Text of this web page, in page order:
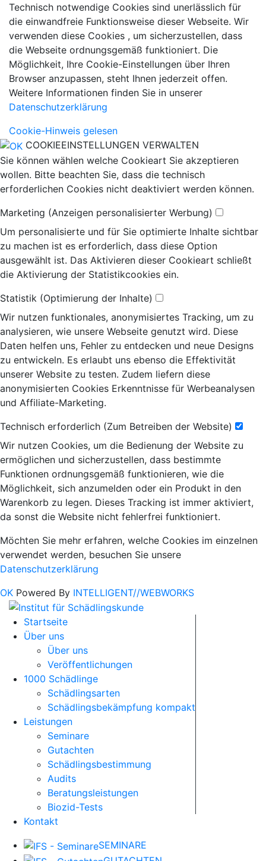
Technisch notwendige Cookies sind unerlässlich für
die einwandfreie Funktionsweise dieser Webseite. Wir
verwenden diese Cookies , um sicherzustellen, dass
die Webseite ordnungsgemäß funktioniert. Die
Möglichkeit, Ihre Cookie-Einstellungen über Ihren
Browser anzupassen, steht Ihnen jederzeit offen.
Weitere Informationen finden Sie in unserer
Datenschutzerklärung
Cookie-Hinweis gelesen
COOKIEEINSTELLUNGEN VERWALTEN
Sie können wählen welche Cookieart Sie akzeptieren
wollen. Bitte beachten Sie, dass die technisch
erforderlichen Cookies nicht deaktiviert werden können.
Marketing (Anzeigen personalisierter Werbung)
Um personalisierte und für Sie optimierte Inhalte sichtbar
zu machen ist es erforderlich, dass diese Option
ausgewählt ist. Das Aktivieren dieser Cookieart schließt
die Aktivierung der Statistikcookies ein.
Statistik (Optimierung der Inhalte)
Wir nutzen funktionales, anonymisiertes Tracking, um zu
analysieren, wie unsere Webseite genutzt wird. Diese
Daten helfen uns, Fehler zu entdecken und neue Designs
zu entwickeln. Es erlaubt uns ebenso die Effektivität
unserer Website zu testen. Zudem liefern diese
anonymisierten Cookies Erkenntnisse für Werbeanalysen
und Affiliate-Marketing.
Technisch erforderlich (Zum Betreiben der Website)
Wir nutzen Cookies, um die Bedienung der Website zu
ermöglichen und sicherzustellen, dass bestimmte
Funktionen ordnungsgemäß funktionieren, wie die
Möglichkeit, sich anzumelden oder ein Produkt in den
Warenkorb zu legen. Dieses Tracking ist immer aktiviert,
da sonst die Website nicht fehlerfrei funktioniert.
Möchten Sie mehr erfahren, welche Cookies im einzelnen
verwendet werden, besuchen Sie unsere
Datenschutzerklärung
OK Powered By INTELLIGENT//WEBWORKS
Startseite
Über uns
Über uns
Veröffentlichungen
1000 Schädlinge
Schädlingsarten
Schädlingsbekämpfung kompakt
Leistungen
Seminare
Gutachten
Schädlingsbestimmung
Audits
Beratungsleistungen
Biozid-Tests
Kontakt
SEMINARE